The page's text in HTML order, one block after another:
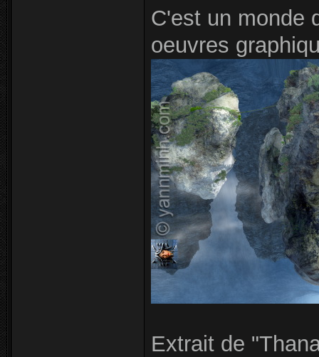
C'est un monde
oeuvres
Extrait de